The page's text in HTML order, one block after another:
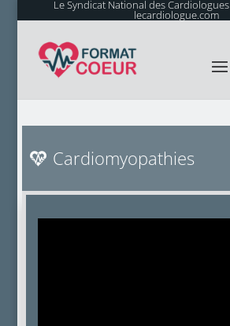
Le Syndicat National des Cardiologues
lecardiologue.com
Cardiomyopathies